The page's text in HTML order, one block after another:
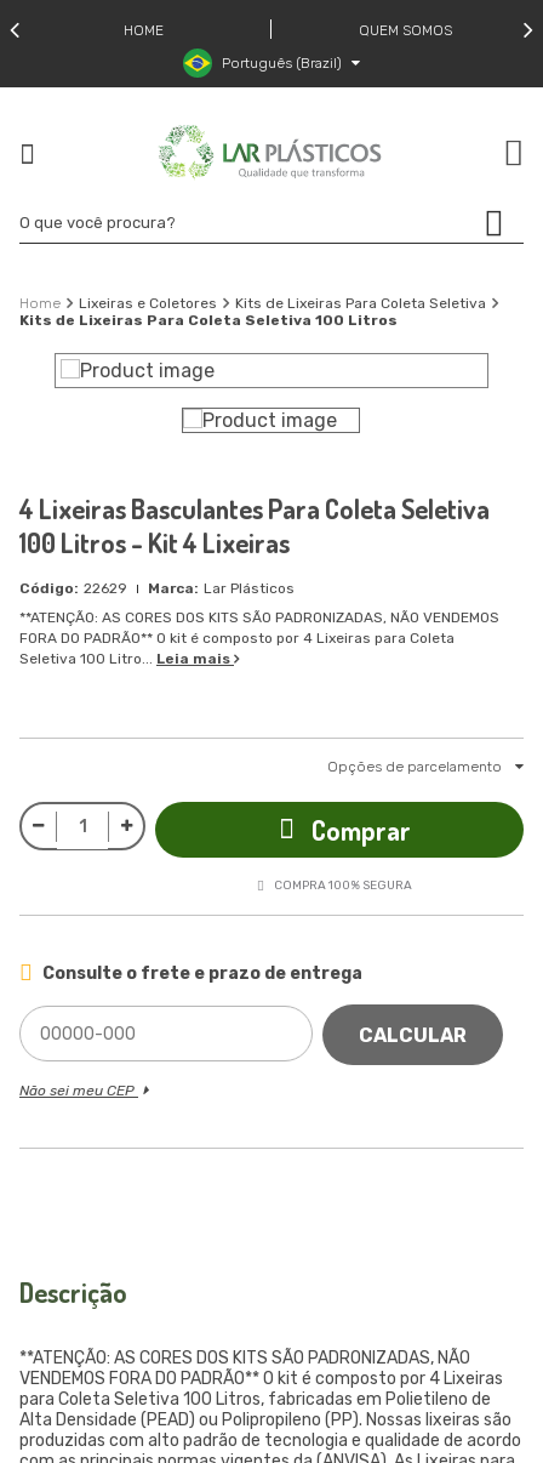
HOME
QUEM SOMOS
Português (Brazil)
Lixeiras e Coletores
Kits de Lixeiras Para Coleta Seletiva
Kits de Lixeiras Para Coleta Seletiva 100 Litros
4 Lixeiras Basculantes Para Coleta Seletiva
100 Litros - Kit 4 Lixeiras
22629
Lar Plásticos
**ATENÇÃO: AS CORES DOS KITS SÃO PADRONIZADAS, NÃO VENDEMOS
FORA DO PADRÃO** O kit é composto por 4 Lixeiras para Coleta
Seletiva 100 Litro... Leia mais
Opções de parcelamento
Comprar
COMPRA 100% SEGURA
Consulte o frete e prazo de entrega
CALCULAR
Não sei meu CEP
Descrição
**ATENÇÃO: AS CORES DOS KITS SÃO PADRONIZADAS, NÃO
VENDEMOS FORA DO PADRÃO** O kit é composto por 4 Lixeiras
para Coleta Seletiva 100 Litros, fabricadas em Polietileno de
Alta Densidade (PEAD) ou Polipropileno (PP). Nossas lixeiras são
produzidas com alto padrão de tecnologia e qualidade de acordo